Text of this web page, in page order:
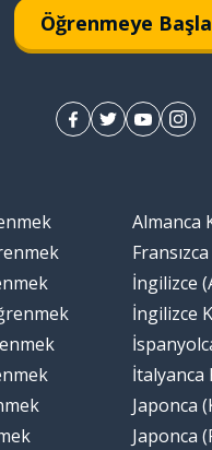
Öğrenmeye Başla
Almanca
İngilizce
İngilizce
İtalyanca
Japonca
Japonca